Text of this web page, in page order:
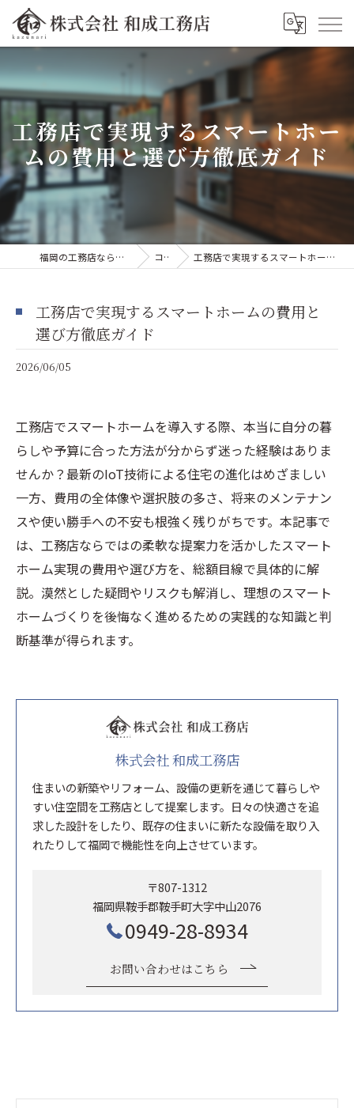
工務店で実現するスマートホー
ムの費用と選び方徹底ガイド
福岡の工務店なら株式会社和成工務店 コラム 工務店で実現するスマートホームの費用と選び方徹底ガイド
工務店で実現するスマートホームの費用と
選び方徹底ガイド
2026/06/05
工務店でスマートホームを導入する際、本当に自分の暮
らしや予算に合った方法が分からず迷った経験はありま
せんか？最新のIoT技術による住宅の進化はめざましい
一方、費用の全体像や選択肢の多さ、将来のメンテナン
スや使い勝手への不安も根強く残りがちです。本記事で
は、工務店ならではの柔軟な提案力を活かしたスマート
ホーム実現の費用や選び方を、総額目線で具体的に解
説。漠然とした疑問やリスクも解消し、理想のスマート
ホームづくりを後悔なく進めるための実践的な知識と判
断基準が得られます。
株式会社 和成工務店
住まいの新築やリフォーム、設備の更新を通じて暮らしや
すい住空間を工務店として提案します。日々の快適さを追
求した設計をしたり、既存の住まいに新たな設備を取り入
れたりして福岡で機能性を向上させています。
〒807-1312
福岡県鞍手郡鞍手町大字中山2076
0949-28-8934
お問い合わせはこちら